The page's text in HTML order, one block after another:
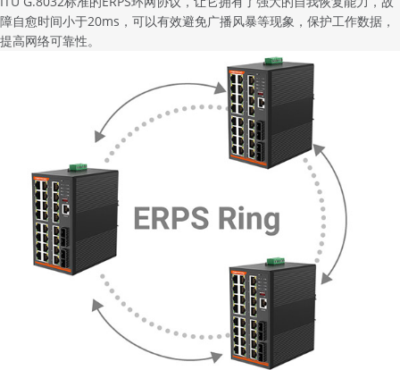
障自愈时间小于20ms，可以有效避免广播风暴等现象，保护工作数据，
提高网络可靠性。